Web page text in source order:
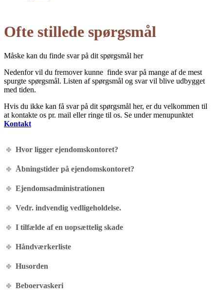
menu
menu
Ofte stillede spørgsmål
Måske kan du finde svar på dit spørgsmål her
Nedenfor vil du fremover kunne finde svar på mange af de mest
spurgte spørgsmål. Listen af spørgsmål og svar vil blive udbygget
med tiden.
Hvis du ikke kan få svar på dit spørgsmål her, er du velkommen til
at kontakte os pr. mail eller ringe til os. Se under menupunktet
Kontakt
Hvor ligger ejendomskontoret?
Åbningstider på ejendomskontoret?
Ejendomsadministrationen
Vedr. indvendig vedligeholdelse.
I tilfælde af en uopsættelig skade
Håndværkerliste
Husorden
Beboervaskeri